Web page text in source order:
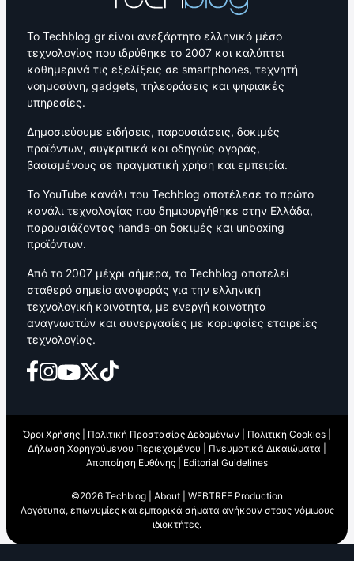
Το Techblog.gr είναι ανεξάρτητο ελληνικό μέσο
τεχνολογίας που ιδρύθηκε το 2007 και καλύπτει
καθημερινά τις εξελίξεις σε smartphones, τεχνητή
νοημοσύνη, gadgets, τηλεοράσεις και ψηφιακές
υπηρεσίες.
Δημοσιεύουμε ειδήσεις, παρουσιάσεις, δοκιμές
προϊόντων, συγκριτικά και οδηγούς αγοράς,
βασισμένους σε πραγματική χρήση και εμπειρία.
Το YouTube κανάλι του Techblog αποτέλεσε το πρώτο
κανάλι τεχνολογίας που δημιουργήθηκε στην Ελλάδα,
παρουσιάζοντας hands-on δοκιμές και unboxing
προϊόντων.
Από το 2007 μέχρι σήμερα, το Techblog αποτελεί
σταθερό σημείο αναφοράς για την ελληνική
τεχνολογική κοινότητα, με ενεργή κοινότητα
αναγνωστών και συνεργασίες με κορυφαίες εταιρείες
τεχνολογίας.
Όροι Χρήσης Πολιτική Προστασίας Δεδομένων Πολιτική Cookies
Δήλωση Χορηγούμενου Περιεχομένου
Πνευματικά Δικαιώματα
Αποποίηση Ευθύνης
Editorial Guidelines
©2026 Techblog | About
WEBTREE Production
Λογότυπα, επωνυμίες και εμπορικά σήματα ανήκουν στους νόμιμους
ιδιοκτήτες.